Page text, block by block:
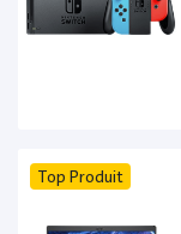
Top Produit